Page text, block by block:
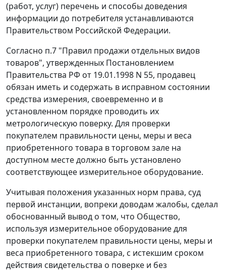
(работ, услуг) перечень и способы доведения
информации до потребителя устанавливаются
Правительством Российской Федерации.
Согласно п.7 "Правил продажи отдельных видов
товаров", утвержденных Постановлением
Правительства РФ от 19.01.1998 N 55, продавец
обязан иметь и содержать в исправном состоянии
средства измерения, своевременно и в
установленном порядке проводить их
метрологическую поверку. Для проверки
покупателем правильности цены, меры и веса
приобретенного товара в торговом зале на
доступном месте должно быть установлено
соответствующее измерительное оборудование.
Учитывая положения указанных норм права, суд
первой инстанции, вопреки доводам жалобы, сделал
обоснованный вывод о том, что Общество,
используя измерительное оборудование для
проверки покупателем правильности цены, меры и
веса приобретенного товара, с истекшим сроком
действия свидетельства о поверке и без